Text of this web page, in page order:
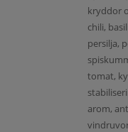
kryddor
chili,
persilja,
tomat,
arom,